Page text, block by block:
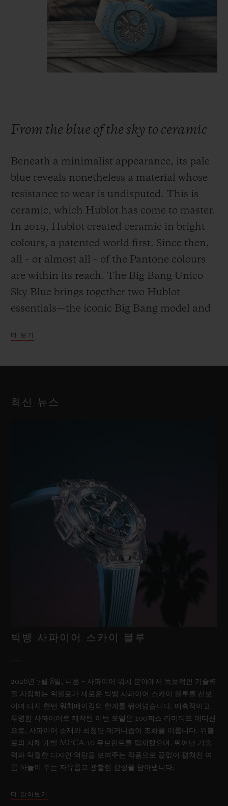
From the blue of the sky to ceramic
Beneath a minimalist appearance, its pale
blue reveals nonetheless a material whose
resistance to wear is undisputed. This is
ceramic, which Hublot has come to master.
In 2019, Hublot created ceramic in bright
colours, a patented world first. Since then,
all – or almost all – of the Pantone colours
are within its reach. The Big Bang Unico
Sky Blue brings together two Hublot
essentials—the iconic Big Bang model and
A watch and a material that have been
더 보기
최신 뉴스
빅뱅 사파이어 스카이 블루
2026년 7월 8일, 니옹 – 사파이어 워치 분야에서 독보적인 기술력
을 자랑하는 위블로가 새로운 빅뱅 사파이어 스카이 블루를 선보
이며 다시 한번 워치메이킹의 한계를 뛰어넘습니다. 매혹적이고
투명한 사파이어로 제작된 이번 모델은 100피스 리미티드 에디션
으로, 사파이어 소재와 최첨단 메커니즘이 조화를 이룹니다. 위블
로의 자체 개발 MECA-10 무브먼트를 탑재했으며, 뛰어난 기술
력과 탁월한 디자인 역량을 보여주는 작품으로 끝없이 펼쳐진 여
름 하늘이 주는 자유롭고 광활한 감성을 담아냅니다.
더 알아보기